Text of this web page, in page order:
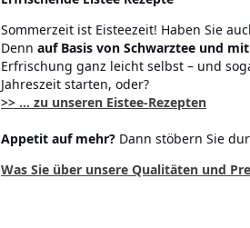
Sommerzeit ist Eisteezeit! Haben Sie
Denn auf Basis von Schwarztee und
Erfrischung ganz leicht selbst – und
Jahreszeit starten, oder?
>> ... zu unseren Eistee-Rezepten
Appetit auf mehr? Dann stöbern Sie
Was Sie über unsere Qualitäten und